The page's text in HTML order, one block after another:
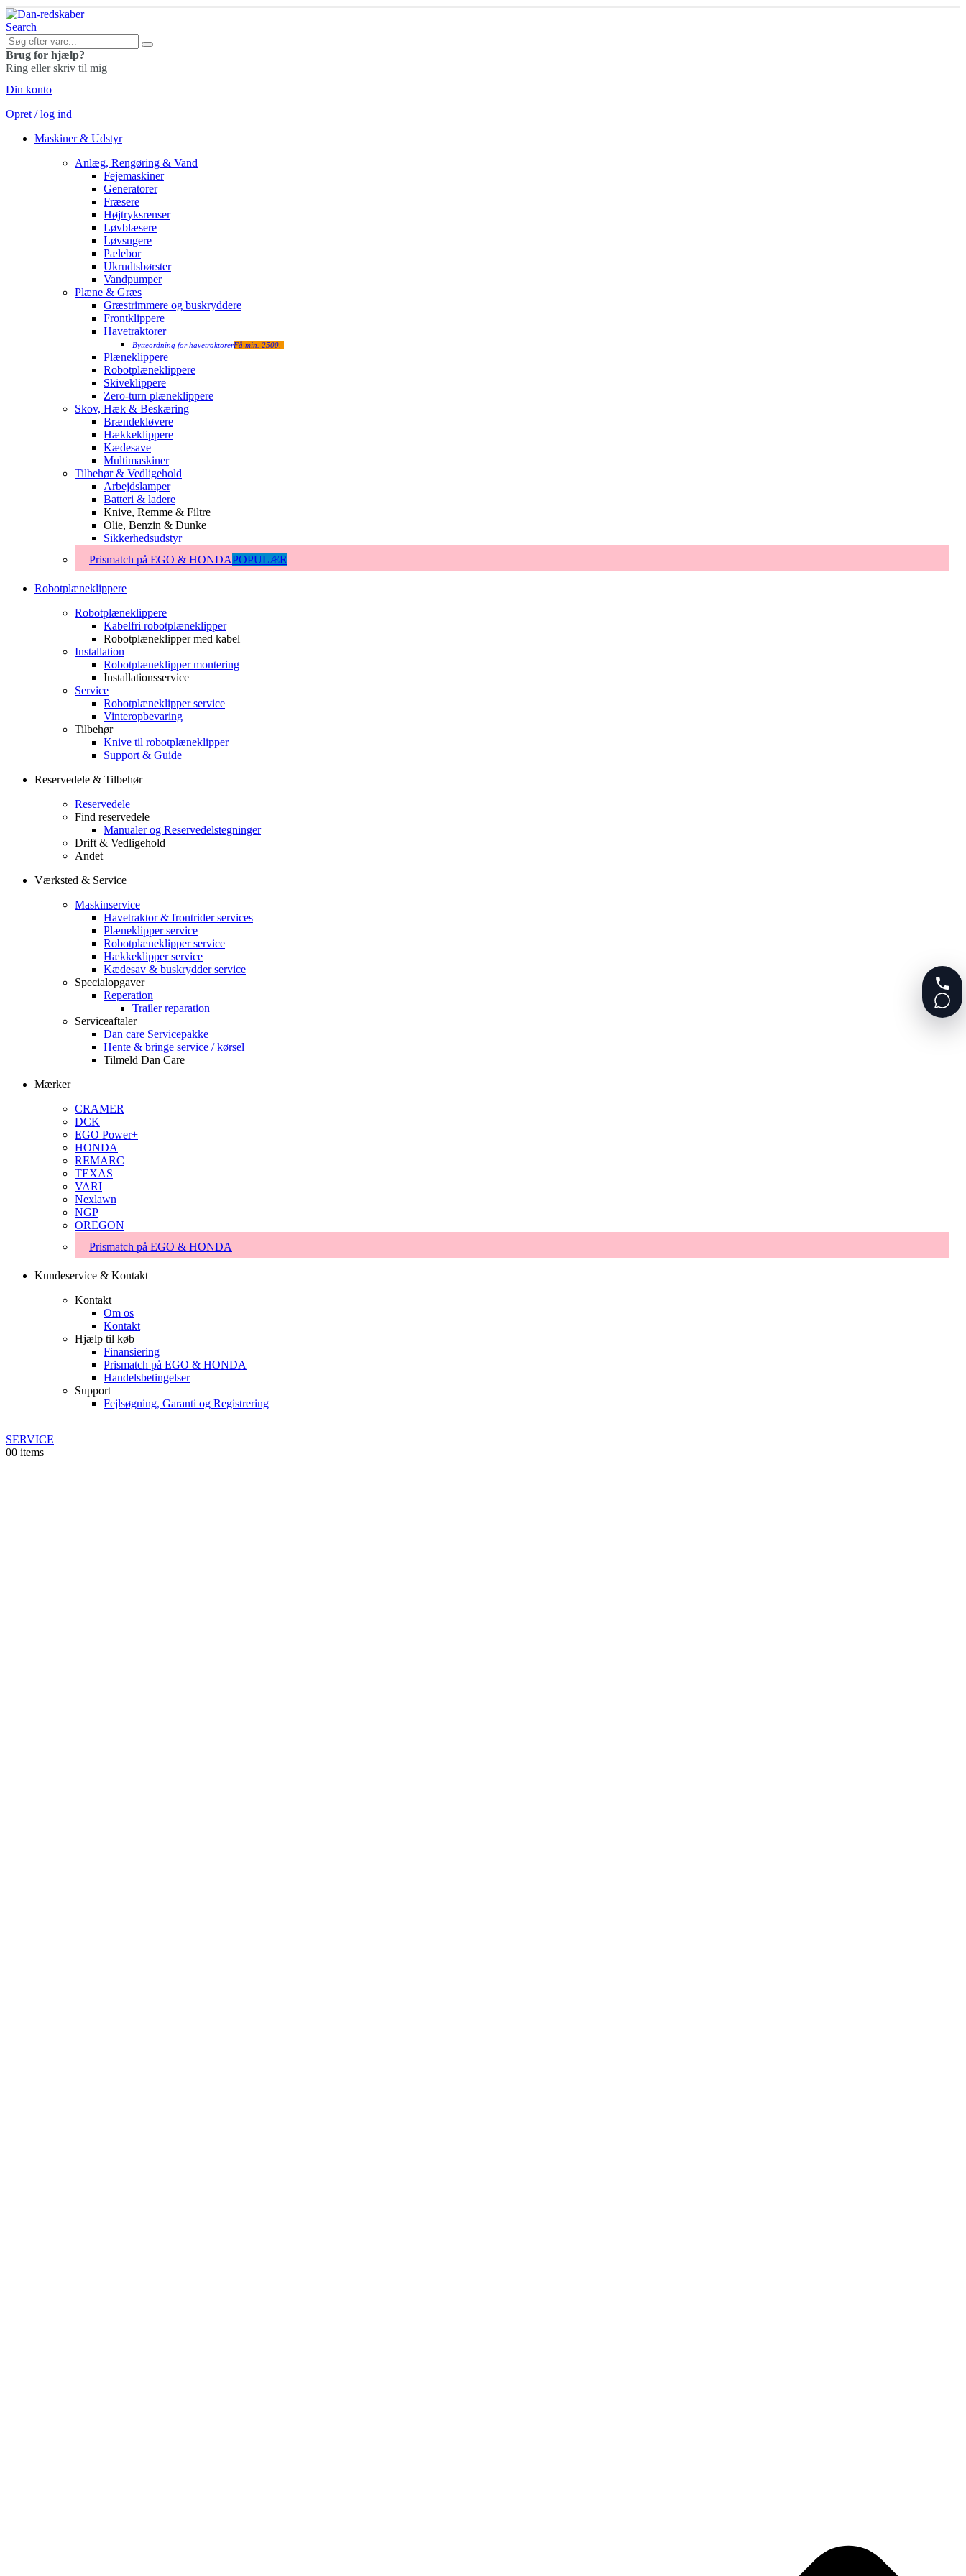
Search
Brug for hjælp?
Ring eller skriv til mig
Din konto
Opret / log ind
Maskiner & Udstyr
Anlæg, Rengøring & Vand
Fejemaskiner
Generatorer
Fræsere
Højtryksrenser
Løvblæsere
Løvsugere
Pælebor
Ukrudtsbørster
Vandpumper
Plæne & Græs
Græstrimmere og buskryddere
Frontklippere
Havetraktorer
Bytteordning for havetraktorerFå min. 2500,-
Plæneklippere
Robotplæneklippere
Skiveklippere
Zero-turn plæneklippere
Skov, Hæk & Beskæring
Brændekløvere
Hækkeklippere
Kædesave
Multimaskiner
Tilbehør & Vedligehold
Arbejdslamper
Batteri & ladere
Knive, Remme & Filtre
Olie, Benzin & Dunke
Sikkerhedsudstyr
Prismatch på EGO & HONDAPOPULÆR
Robotplæneklippere
Robotplæneklippere
Kabelfri robotplæneklipper
Robotplæneklipper med kabel
Installation
Robotplæneklipper montering
Installationsservice
Service
Robotplæneklipper service
Vinteropbevaring
Tilbehør
Knive til robotplæneklipper
Support & Guide
Reservedele & Tilbehør
Reservedele
Find reservedele
Manualer og Reservedelstegninger
Drift & Vedligehold
Andet
Værksted & Service
Maskinservice
Havetraktor & frontrider services
Plæneklipper service
Robotplæneklipper service
Hækkeklipper service
Kædesav & buskrydder service
Specialopgaver
Reperation
Trailer reparation
Serviceaftaler
Dan care Servicepakke
Hente & bringe service / kørsel
Tilmeld Dan Care
Mærker
CRAMER
DCK
EGO Power+
HONDA
REMARC
TEXAS
VARI
Nexlawn
NGP
OREGON
Prismatch på EGO & HONDA
Kundeservice & Kontakt
Kontakt
Om os
Kontakt
Hjælp til køb
Finansiering
Prismatch på EGO & HONDA
Handelsbetingelser
Support
Fejlsøgning, Garanti og Registrering
SERVICE
00 items